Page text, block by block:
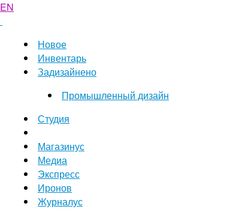
EN
Новое
Инвентарь
Задизайнено
Промышленный дизайн
Студия
Магазинус
Медиа
Экспресс
Иронов
Журналус